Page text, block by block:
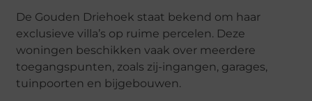
De Gouden Driehoek staat bekend om haar
exclusieve villa’s op ruime percelen. Deze
woningen beschikken vaak over meerdere
toegangspunten, zoals zij-ingangen, garages,
tuinpoorten en bijgebouwen.